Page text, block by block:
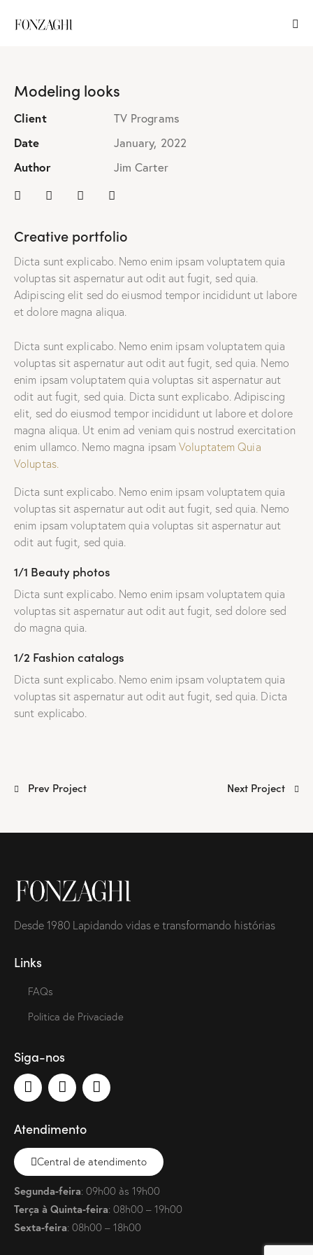
Modeling looks
Client
TV Programs
Date
January, 2022
Author
Jim Carter
Creative portfolio
Dicta sunt explicabo. Nemo enim ipsam voluptatem quia
voluptas sit aspernatur aut odit aut fugit, sed quia.
Adipiscing elit sed do eiusmod tempor incididunt ut labore
et dolore magna aliqua.
Dicta sunt explicabo. Nemo enim ipsam voluptatem quia
voluptas sit aspernatur aut odit aut fugit, sed quia. Nemo
enim ipsam voluptatem quia voluptas sit aspernatur aut
odit aut fugit, sed quia. Dicta sunt explicabo. Adipiscing
elit, sed do eiusmod tempor incididunt ut labore et dolore
magna aliqua. Ut enim ad veniam quis nostrud exercitation
enim ullamco. Nemo magna ipsamVoluptatem Quia
Voluptas.
Dicta sunt explicabo. Nemo enim ipsam voluptatem quia
voluptas sit aspernatur aut odit aut fugit, sed quia. Nemo
enim ipsam voluptatem quia voluptas sit aspernatur aut
odit aut fugit, sed quia.
1/1 Beauty photos
Dicta sunt explicabo. Nemo enim ipsam voluptatem quia
voluptas sit aspernatur aut odit aut fugit, sed dolore sed
do magna quia.
1/2 Fashion catalogs
Dicta sunt explicabo. Nemo enim ipsam voluptatem quia
voluptas sit aspernatur aut odit aut fugit, sed quia. Dicta
sunt explicabo.
Prev Project Next Project
Desde 1980 Lapidando vidas e transformando histórias
Links
FAQs
Politica de Privaciade
Siga-nos
Atendimento
Central de atendimento
Segunda-feira: 09h00 às 19h00
Terça à Quinta-feira: 08h00 – 19h00
Sexta-feira: 08h00 – 18h00